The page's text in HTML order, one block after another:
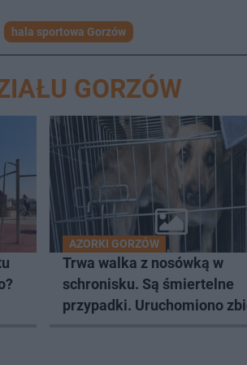
hala sportowa Gorzów
GORZÓW
AZORKI GORZÓW
Trwa walka z nosówką w
schronisku. Są śmiertelne
przypadki. Uruchomiono